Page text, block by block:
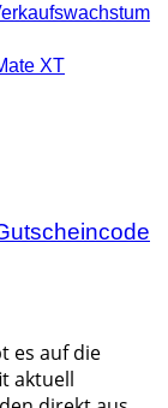
XT
es auf die
aktuell